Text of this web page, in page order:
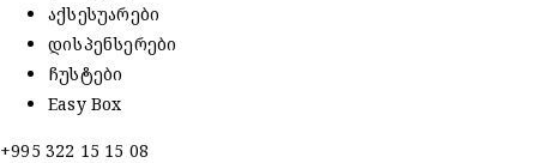
აქსესუარები
დისპენსერები
ჩუსტები
Easy Box
+995 322 15 15 08